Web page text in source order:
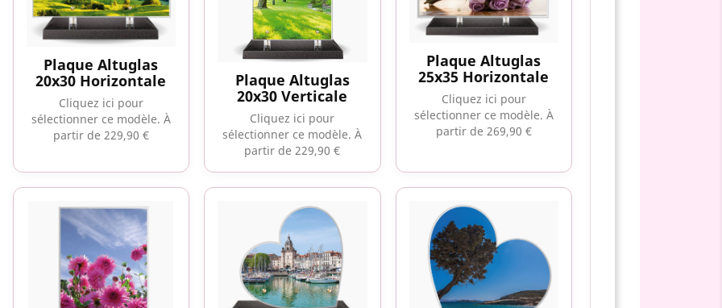
Plaque Altuglas
20x30 Horizontale
Cliquez ici pour
sélectionner ce modèle. À
partir de 229,90 €
Plaque Altuglas
20x30 Verticale
Cliquez ici pour
sélectionner ce modèle. À
partir de 229,90 €
Plaque Altuglas
25x35 Horizontale
Cliquez ici pour
sélectionner ce modèle. À
partir de 269,90 €